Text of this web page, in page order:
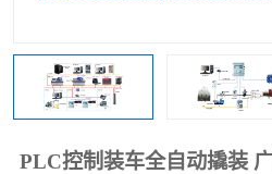
PLC控制装车全自动撬装